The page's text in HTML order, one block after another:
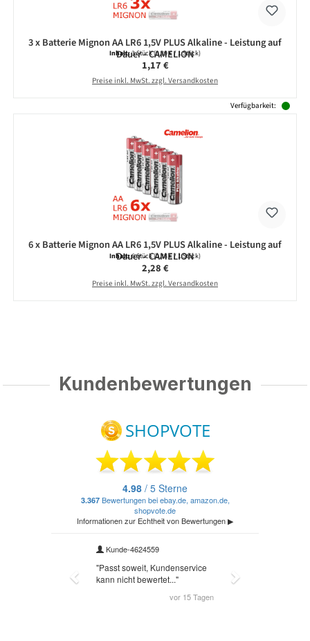
3 x Batterie Mignon AA LR6 1,5V PLUS Alkaline - Leistung auf
Dauer - CAMELION
Inhalt:3 Stück(0,39 € / 1 Stück)
Regulärer Preis:
1,17 €
Preise inkl. MwSt. zzgl. Versandkosten
Verfügbarkeit:
6 x Batterie Mignon AA LR6 1,5V PLUS Alkaline - Leistung auf
Dauer - CAMELION
Inhalt:6 Stück(0,38 € / 1 Stück)
Regulärer Preis:
2,28 €
Preise inkl. MwSt. zzgl. Versandkosten
Kundenbewertungen